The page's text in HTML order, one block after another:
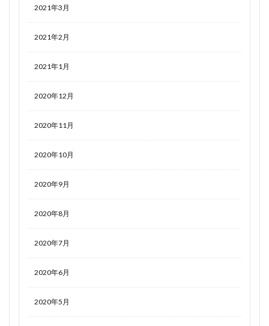
2021年3月
2021年2月
2021年1月
2020年12月
2020年11月
2020年10月
2020年9月
2020年8月
2020年7月
2020年6月
2020年5月